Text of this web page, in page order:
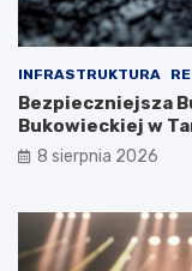
INFRASTRUKTURA
Bezpieczniejsza
Bukowieckiej w
8 sierpnia 2026